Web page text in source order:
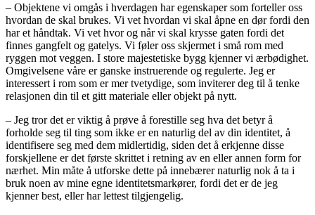
– Objektene vi omgås i hverdagen har egenskaper som forteller oss
hvordan de skal brukes. Vi vet hvordan vi skal åpne en dør fordi den
har et håndtak. Vi vet hvor og når vi skal krysse gaten fordi det
finnes gangfelt og gatelys. Vi føler oss skjermet i små rom med
ryggen mot veggen. I store majestetiske bygg kjenner vi ærbødighet.
Omgivelsene våre er ganske instruerende og regulerte. Jeg er
interessert i rom som er mer tvetydige, som inviterer deg til å tenke
relasjonen din til et gitt materiale eller objekt på nytt.
– Jeg tror det er viktig å prøve å forestille seg hva det betyr å
forholde seg til ting som ikke er en naturlig del av din identitet, å
identifisere seg med dem midlertidig, siden det å erkjenne disse
forskjellene er det første skrittet i retning av en eller annen form for
nærhet. Min måte å utforske dette på innebærer naturlig nok å ta i
bruk noen av mine egne identitetsmarkører, fordi det er de jeg
kjenner best, eller har lettest tilgjengelig.